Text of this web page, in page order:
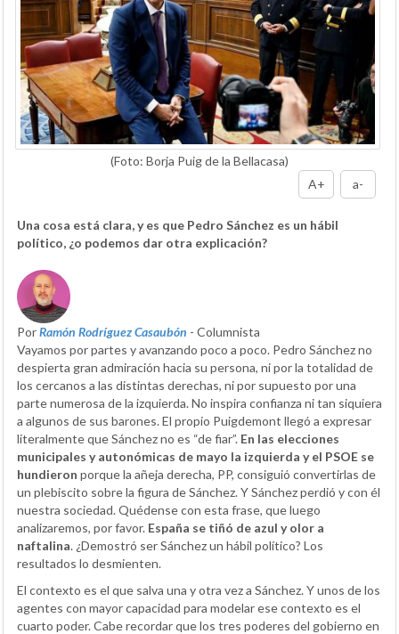
(Foto: Borja Puig de la Bellacasa)
A+
a-
Una cosa está clara, y es que Pedro Sánchez es un hábil
político, ¿o podemos dar otra explicación?
PorRamón Rodríguez Casaubón - Columnista
Vayamos por partes y avanzando poco a poco. Pedro Sánchez no
despierta gran admiración hacia su persona, ni por la totalidad de
los cercanos a las distintas derechas, ni por supuesto por una
parte numerosa de la izquierda. No inspira confianza ni tan siquiera
a algunos de sus barones. El propio Puigdemont llegó a expresar
literalmente que Sánchez no es “de fiar”. En las elecciones
municipales y autonómicas de mayo la izquierda y el PSOE se
hundieron porque la añeja derecha, PP, consiguió convertirlas de
un plebiscito sobre la figura de Sánchez. Y Sánchez perdió y con él
nuestra sociedad. Quédense con esta frase, que luego
analizaremos, por favor. España se tiñó de azul y olor a
naftalina. ¿Demostró ser Sánchez un hábil político? Los
resultados lo desmienten.
El contexto es el que salva una y otra vez a Sánchez. Y unos de los
agentes con mayor capacidad para modelar ese contexto es el
cuarto poder. Cabe recordar que los tres poderes del gobierno en